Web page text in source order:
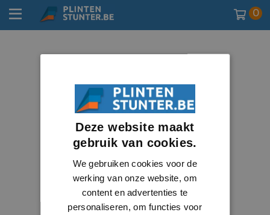
0
Deze website maakt
gebruik van cookies.
We gebruiken cookies voor de
werking van onze website, om
content en advertenties te
personaliseren, om functies voor